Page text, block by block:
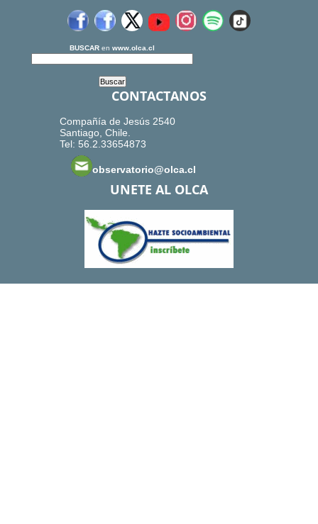
BUSCAR en www.olca.cl
CONTACTANOS
Compañía de Jesús 2540
Santiago, Chile.
Tel: 56.2.33654873
observatorio@olca.cl
UNETE AL OLCA